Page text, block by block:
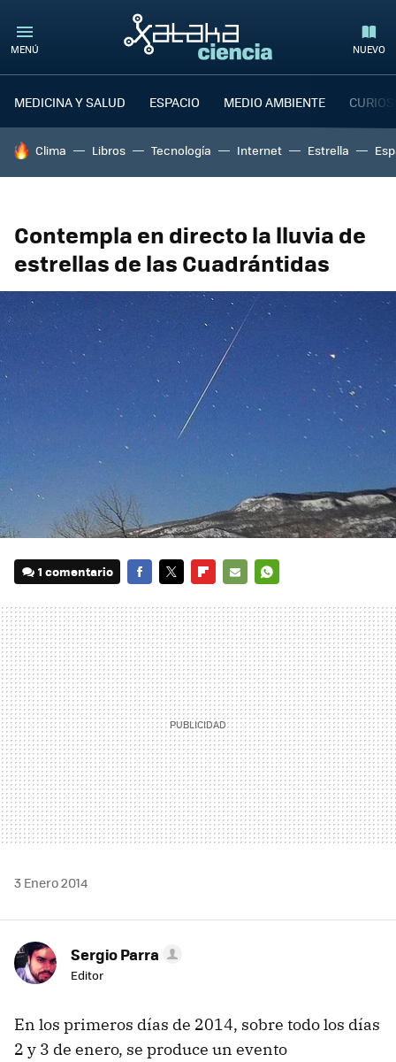
MENÚ NUEVO
MEDICINA Y SALUD ESPACIO MEDIO AMBIENTE
HOY SE HABLA DE
Clima Libros Tecnología Internet Estrella
Contempla en directo la lluvia de
estrellas de las Cuadrántidas
1 comentario
MAIL
3 Enero 2014
Sergio Parra
Editor
En los primeros días de 2014, sobre todo los días
2 y 3 de enero, se produce un evento